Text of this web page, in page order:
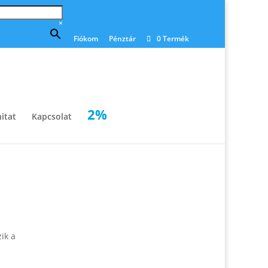
×
Fiókom
Pénztár 0 Termék
Kapcsolat 2%
a